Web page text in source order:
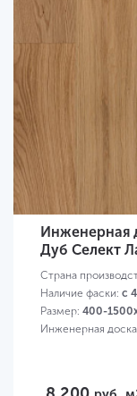
Инженерная
Дуб Селект
Страна
Наличие фаски: с
Размер: 400-
Инженерная